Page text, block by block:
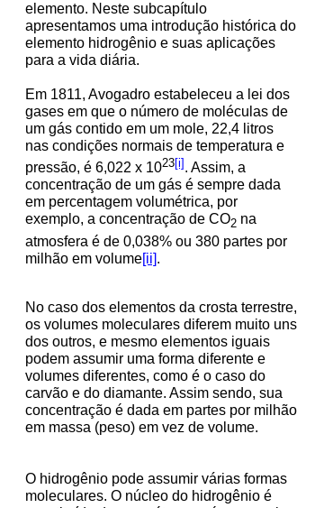
elemento. Neste subcapítulo
apresentamos uma introdução histórica do
elemento hidrogênio e suas aplicações
para a vida diária.
Em 1811, Avogadro estabeleceu a lei dos
gases em que o número de moléculas de
um gás contido em um mole, 22,4 litros
nas condições normais de temperatura e
pressão, é 6,022 x 1023[i] . Assim, a
concentração de um gás é sempre dada
em percentagem volumétrica, por
exemplo, a concentração de CO2 na
atmosfera é de 0,038% ou 380 partes por
milhão em volume[ii].
No caso dos elementos da crosta terrestre,
os volumes moleculares diferem muito uns
dos outros, e mesmo elementos iguais
podem assumir uma forma diferente e
volumes diferentes, como é o caso do
carvão e do diamante. Assim sendo, sua
concentração é dada em partes por milhão
em massa (peso) em vez de volume.
O hidrogênio pode assumir várias formas
moleculares. O núcleo do hidrogênio é